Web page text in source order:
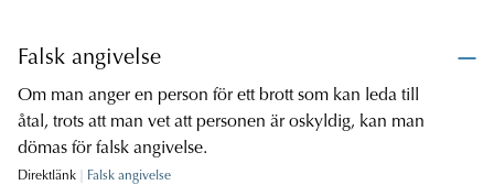
Falsk angivelse
Om man anger en person för ett brott som kan leda till
åtal, trots att man vet att personen är oskyldig, kan man
dömas för falsk angivelse.
Direktlänk Falsk angivelse